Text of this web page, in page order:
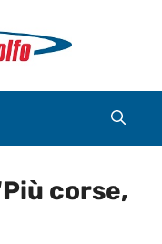
corse,